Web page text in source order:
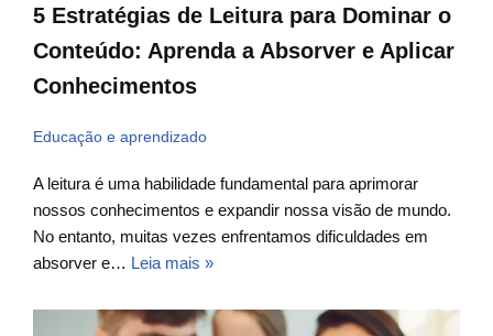
5 Estratégias de Leitura para Dominar o
Conteúdo: Aprenda a Absorver e Aplicar
Conhecimentos
Educação e aprendizado
A leitura é uma habilidade fundamental para aprimorar
nossos conhecimentos e expandir nossa visão de mundo.
No entanto, muitas vezes enfrentamos dificuldades em
absorver e… Leia mais »